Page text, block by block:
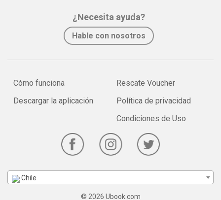
¿Necesita ayuda?
Hable con nosotros
Cómo funciona
Descargar la aplicación
Rescate Voucher
Política de privacidad
Condiciones de Uso
Chile
© 2026 Ubook.com